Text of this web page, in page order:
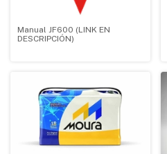
Manual JF600 (LINK EN
DESCRIPCIÓN)